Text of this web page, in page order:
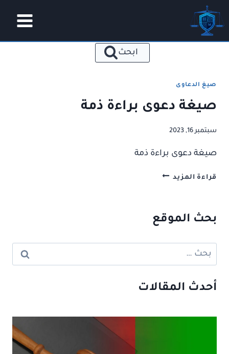
التجاوز
إلى
المحتوى
ابحث
صيغ الدعاوى
صيغة دعوى براءة ذمة
سبتمبر 16, 2023
صيغة دعوى براءة ذمة
قراءة المزيد صيغة
بحث الموقع
البحث
عن:
أحدث المقالات